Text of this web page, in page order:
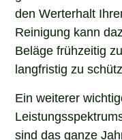
den Werterhalt
Reinigung kann
Beläge frühzeitig
langfristig zu
Ein weiterer
sind das ganze